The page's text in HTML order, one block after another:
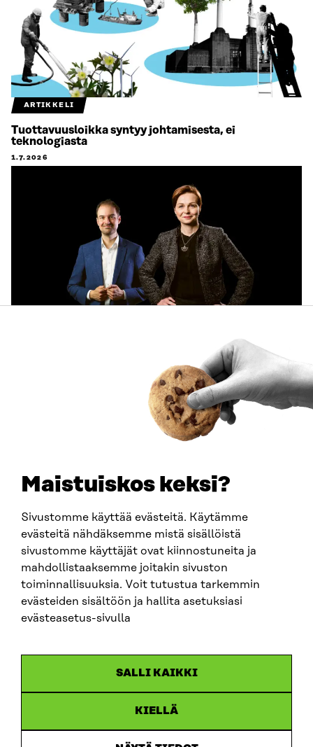
Maistuiskos keksi?
Sivustomme käyttää evästeitä. Käytämme
evästeitä nähdäksemme mistä sisällöistä
sivustomme käyttäjät ovat kiinnostuneita ja
mahdollistaaksemme joitakin sivuston
toiminnallisuuksia. Voit tutustua tarkemmin
evästeiden sisältöön ja hallita asetuksiasi
evästeasetus-sivulla
SALLI KAIKKI
KIELLÄ
ARTIKKELI
Tuottavuusloikka syntyy johtamisesta, ei
teknologiasta
1.7.2026
Käyttäjien tarpeet keskiöön ja käytännön pilotteja –
Muistio esittää 10 suositusta ekosysteemitilinpidon
ARTIKKELI
China shock 2.0 – Eurooppa havahtuu liian hitaasti
Kiinan järjestelmävaltaan